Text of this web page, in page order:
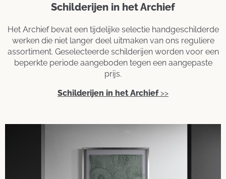
Schilderijen in het Archief
Het Archief bevat een tijdelijke selectie handgeschilderde
werken die niet langer deel uitmaken van ons reguliere
assortiment. Geselecteerde schilderijen worden voor een
beperkte periode aangeboden tegen een aangepaste
prijs.
Schilderijen in het Archief>>